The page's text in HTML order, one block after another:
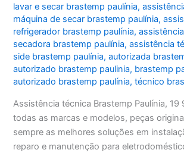
lavar e secar brastemp paulínia,
máquina de secar brastemp paulínia,
refrigerador brastemp paulínia,
secadora brastemp paulínia,assistência
side brastemp paulínia,autorizada
autorizado brastemp paulinia, brastemp
autorizado brastemp paulínia,técnico
Assistência técnica Brastemp Paulínia,
todas as marcas e modelos, peças
sempre as melhores soluções em
reparo e manutenção para